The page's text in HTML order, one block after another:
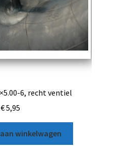
6, recht ventiel
€5,95
winkelwagen